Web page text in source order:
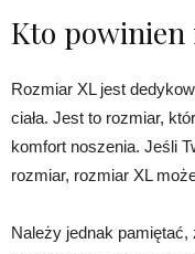
Kto powinien
Rozmiar XL jest
ciała. Jest to rozmiar,
komfort noszenia. Jeśli
rozmiar, rozmiar XL
Należy jednak pamiętać,